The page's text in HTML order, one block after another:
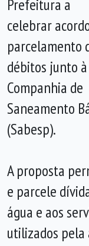
Prefeitura a
celebrar
parcelamento
débitos junto à
Companhia de
Saneamento
(Sabesp).
A proposta
e parcele
água e aos
utilizados